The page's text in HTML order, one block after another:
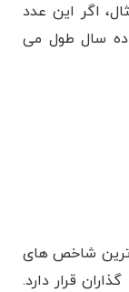
اگر این عدد
ده سال طول می
ترین شاخص‌ های
قرار دارد.